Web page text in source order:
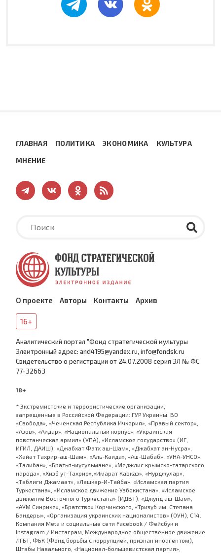
ГЛАВНАЯ ПОЛИТИКА ЭКОНОМИКА КУЛЬТУРА
МНЕНИЕ
О проекте Авторы Контакты Архив
16+
Аналитический портал "Фонд стратегической культуры
Электронный адрес: and4195@yandex.ru, info@fondsk.ru
Cвидетельство о регистрации от 24.07.2008 серия ЭЛ № ФС
77-32663
18+
* Экстремистские и террористические организации,
запрещенные в Российской Федерации: ГУР Украины, ВО
«Свобода», «Чеченская Республика Ичкерия», «Правый сектор»,
«Азов», «Айдар», «Национальный корпус», «Украинская
повстанческая армия» (УПА), «Исламское государство» (ИГ,
ИГИЛ, ДАИШ), «Джабхат Фатх аш-Шам», «Джабхат ан-Нусра»,
«Хайат Тахрир-аш-Шам», «Аль-Каида», «Аш-Шабаб», «УНА-УНСО»,
«Талибан», «Братья-мусульмане», «Меджлис крымско-татарского
народа», «Хизб ут-Тахрир»,«Имарат Кавказ», «Нурджулар»,
«Таблиги Джамаат», «Лашкар-И-Тайба», «Исламская партия
Туркестана», «Исламское движение Узбекистана», «Исламское
движение Восточного Туркестана» (ИДВТ), «Джунд аш-Шам»,
«АУМ Синрике», «Братство» Корчинского, «Тризуб им. Степана
Бандеры», «Организация украинских националистов» (ОУН), С14.
Компания Meta и социальные сети Facebook / Фейсбук и
Instagram / Инстаграм, Международное общественное движение
ЛГБТ, ФБК (Фонд борьбы с коррупцией, признан иноагентом),
Штабы Навального, «Национал-большевистская партия»,